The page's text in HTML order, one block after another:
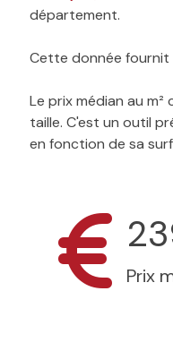
département.
Cette donnée fournit
Le prix médian au
taille. C'est un outil
en fonction de sa
Prix